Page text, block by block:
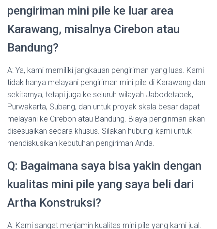
pengiriman mini pile ke luar area
Karawang, misalnya Cirebon atau
Bandung?
A: Ya, kami memiliki jangkauan pengiriman yang luas. Kami
tidak hanya melayani pengiriman mini pile di Karawang dan
sekitarnya, tetapi juga ke seluruh wilayah Jabodetabek,
Purwakarta, Subang, dan untuk proyek skala besar dapat
melayani ke Cirebon atau Bandung. Biaya pengiriman akan
disesuaikan secara khusus. Silakan hubungi kami untuk
mendiskusikan kebutuhan pengiriman Anda.
Q: Bagaimana saya bisa yakin dengan
kualitas mini pile yang saya beli dari
Artha Konstruksi?
A: Kami sangat menjamin kualitas mini pile yang kami jual.